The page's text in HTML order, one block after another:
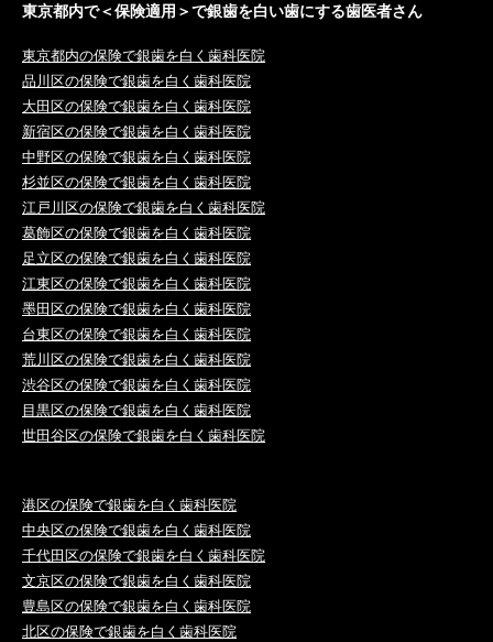
東京都内で＜保険適用＞で銀歯を白い歯にする歯医者さん
東京都内の保険で銀歯を白く歯科医院
品川区の保険で銀歯を白く歯科医院
大田区の保険で銀歯を白く歯科医院
新宿区の保険で銀歯を白く歯科医院
中野区の保険で銀歯を白く歯科医院
杉並区の保険で銀歯を白く歯科医院
江戸川区の保険で銀歯を白く歯科医院
葛飾区の保険で銀歯を白く歯科医院
足立区の保険で銀歯を白く歯科医院
江東区の保険で銀歯を白く歯科医院
墨田区の保険で銀歯を白く歯科医院
台東区の保険で銀歯を白く歯科医院
荒川区の保険で銀歯を白く歯科医院
渋谷区の保険で銀歯を白く歯科医院
目黒区の保険で銀歯を白く歯科医院
世田谷区の保険で銀歯を白く歯科医院
港区の保険で銀歯を白く歯科医院
中央区の保険で銀歯を白く歯科医院
千代田区の保険で銀歯を白く歯科医院
文京区の保険で銀歯を白く歯科医院
豊島区の保険で銀歯を白く歯科医院
北区の保険で銀歯を白く歯科医院